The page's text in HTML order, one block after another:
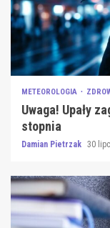
METEOROLOGIA
Uwaga! Upały
stopnia
Damian Pietrzak 30